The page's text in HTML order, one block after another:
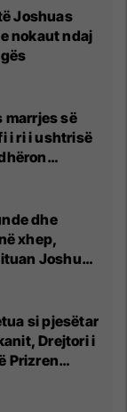
Joshuas
nokaut ndaj
marrjes së
i ri i ushtrisë
dhe
xhep,
Joshua
si pjesëtar
Drejtori i
Prizren